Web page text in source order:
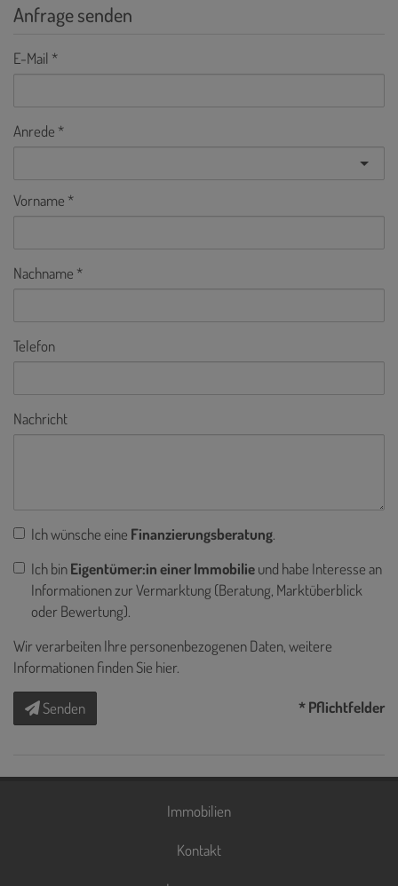
Anfrage senden
E-Mail
Anrede
Vorname
Nachname
Telefon
Nachricht
Ich wünsche eine Finanzierungsberatung.
Ich binEigentümer:in einer Immobilieund habe Interesse an
Informationen zur Vermarktung (Beratung, Marktüberblick
oder Bewertung).
Wir verarbeiten Ihre personenbezogenen Daten, weitere
Informationen finden Sie hier.
Senden * Pflichtfelder
Immobilien
Kontakt